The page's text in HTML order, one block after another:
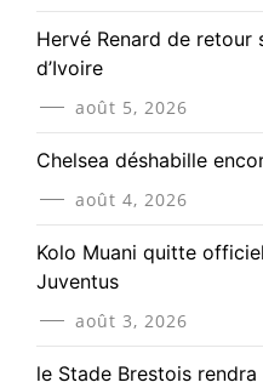
Hervé Renard de
d’Ivoire
août 5, 2026
Chelsea déshabille
août 4, 2026
Kolo Muani quitte
Juventus
août 3, 2026
le Stade Brestois